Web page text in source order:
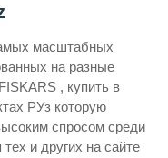
масштабных
на разные
, купить в
РУз которую
спросом среди
и других на сайте